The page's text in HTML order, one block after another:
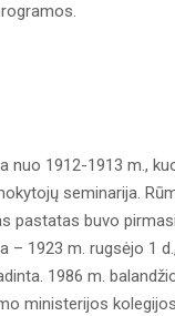
nuo 1912-1913 m.,
seminarija.
pastatas buvo
– 1923 m. rugsėjo 1
1986 m.
ministerijos